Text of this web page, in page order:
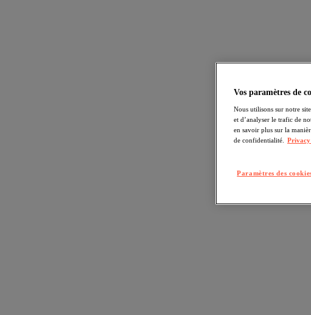
Vos paramètres de
Nous utilisons sur notre
et d’analyser le trafic de
en savoir plus sur la
de confidentialité.
Paramètres des